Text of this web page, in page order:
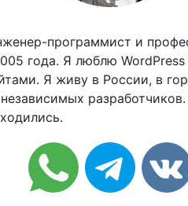
программист и
года. Я люблю
Я живу в России, в